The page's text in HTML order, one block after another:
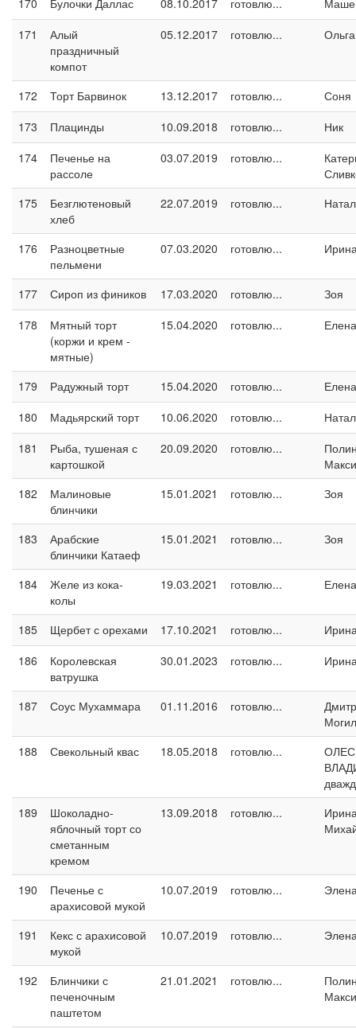
170 Булочки Даллас 08.10.2017 готовлю...
171
Алый
праздничный
компот
05.12.2017 готовлю...
172 Торт Барвинок 13.12.2017 готовлю...
Соня
173
Плацинды 10.09.2018 готовлю...
Ник
174
Печенье на
рассоле
03.07.2019 готовлю...
175
Безглютеновый
хлеб
22.07.2019 готовлю...
176
Разноцветные
пельмени
07.03.2020 готовлю...
177 Сироп из фиников 17.03.2020 готовлю...
Зоя
178
Мятный торт
(коржи и крем -
мятные)
15.04.2020 готовлю...
179 Радужный торт 15.04.2020 готовлю...
180
Мадьярский торт 10.06.2020 готовлю...
181
Рыба, тушеная с
картошкой
20.09.2020 готовлю...
182
Малиновые
блинчики
15.01.2021 готовлю... Зоя
183
Арабские
блинчики Катаеф
15.01.2021 готовлю... Зоя
184
Желе из кока-
колы
19.03.2021 готовлю...
185 Щербет с орехами 17.10.2021 готовлю...
186
Королевская
ватрушка
30.01.2023 готовлю...
187 Соус Мухаммара 01.11.2016 готовлю...
188
Свекольный квас 18.05.2018 готовлю...
189
Шоколадно-
яблочный торт со
сметанным
кремом
13.09.2018 готовлю...
190
Печенье с
арахисовой мукой
10.07.2019 готовлю...
191
Кекс с арахисовой
мукой
10.07.2019 готовлю...
192
Блинчики с
печеночным
паштетом
21.01.2021 готовлю...